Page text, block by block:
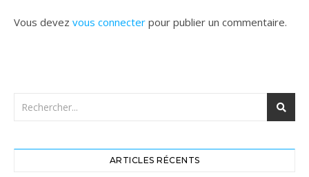
Vous devez vous connecter pour publier un commentaire.
ARTICLES RÉCENTS